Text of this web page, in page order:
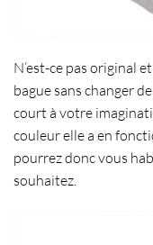
N’est-ce pas original
bague sans changer
court à votre
couleur elle a en
pourrez donc vous
souhaitez.